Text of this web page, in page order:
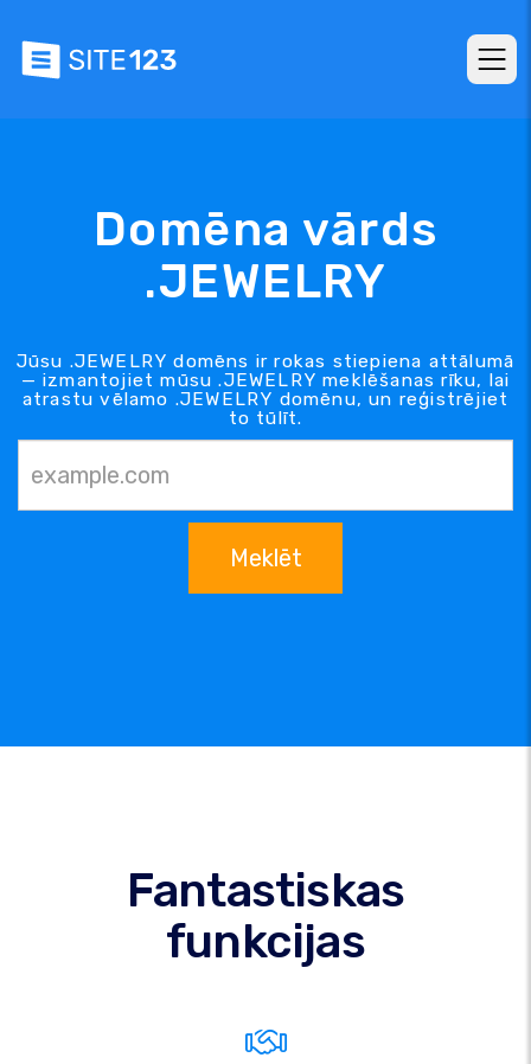
Domēna vārds
.JEWELRY
Jūsu .JEWELRY domēns ir rokas stiepiena attālumā
— izmantojiet mūsu .JEWELRY meklēšanas rīku, lai
atrastu vēlamo .JEWELRY domēnu, un reģistrējiet
to tūlīt.
Meklēt
Fantastiskas
funkcijas